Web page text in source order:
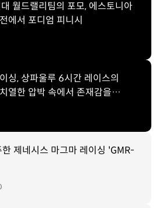
월드랠리팀의 포모, 에스토니아
에서 포디엄 피니시
싱, 상파울루 6시간 레이스의
열한 압박 속에서 존재감을
제네시스 마그마 레이싱 'GMR-